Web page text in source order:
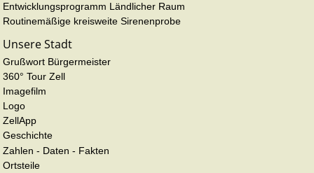
Entwicklungsprogramm Ländlicher Raum
Routinemäßige kreisweite Sirenenprobe
Unsere Stadt
Grußwort Bürgermeister
360° Tour Zell
Imagefilm
Logo
ZellApp
Geschichte
Zahlen - Daten - Fakten
Ortsteile